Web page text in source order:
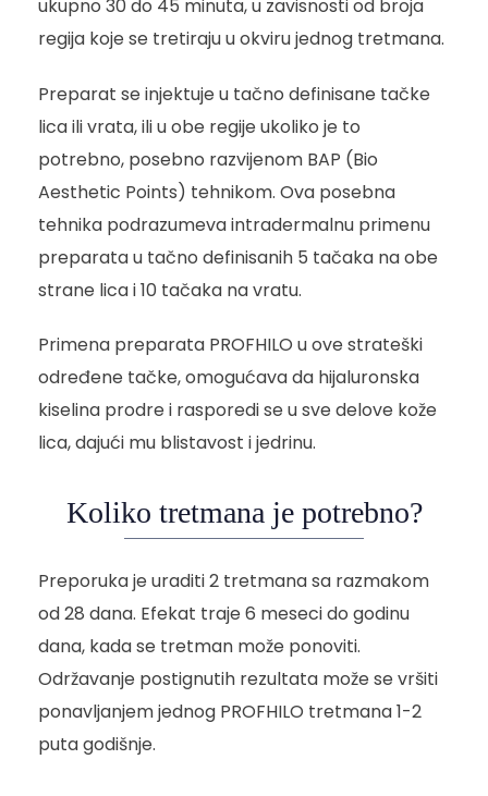
ukupno 30 do 45 minuta, u zavisnosti od broja
regija koje se tretiraju u okviru jednog tretmana.
Preparat se injektuje u tačno definisane tačke
lica ili vrata, ili u obe regije ukoliko je to
potrebno, posebno razvijenom BAP (Bio
Aesthetic Points) tehnikom. Ova posebna
tehnika podrazumeva intradermalnu primenu
preparata u tačno definisanih 5 tačaka na obe
strane lica i 10 tačaka na vratu.
Primena preparata PROFHILO u ove strateški
određene tačke, omogućava da hijaluronska
kiselina prodre i rasporedi se u sve delove kože
lica, dajući mu blistavost i jedrinu.
Koliko tretmana je potrebno?
Preporuka je uraditi 2 tretmana sa razmakom
od 28 dana. Efekat traje 6 meseci do godinu
dana, kada se tretman može ponoviti.
Održavanje postignutih rezultata može se vršiti
ponavljanjem jednog PROFHILO tretmana 1-2
puta godišnje.